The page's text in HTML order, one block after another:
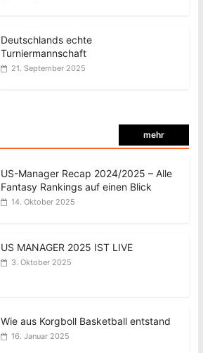
Deutschlands echte
Turniermannschaft
21. September 2025
mehr
US-Manager Recap 2024/2025 – Alle
Fantasy Rankings auf einen Blick
14. Oktober 2025
US MANAGER 2025 IST LIVE
3. Oktober 2025
Wie aus Korgboll Basketball entstand
16. Januar 2025